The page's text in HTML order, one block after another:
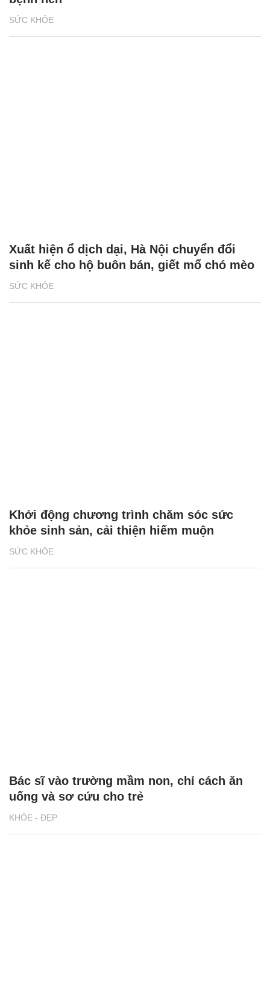
SỨC KHỎE
SỨC KHỎE
Xuất hiện ổ dịch dại, Hà Nội chuyển đổi
sinh kế cho hộ buôn bán, giết mổ chó mèo
SỨC KHỎE
Khởi động chương trình chăm sóc sức
khỏe sinh sản, cải thiện hiếm muộn
KHỎE - ĐẸP
Bác sĩ vào trường mầm non, chỉ cách ăn
uống và sơ cứu cho trẻ